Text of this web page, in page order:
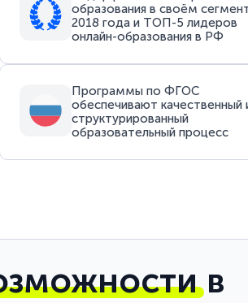
образования в своём
2018 года и ТОП-5 лидеров
онлайн-образования в РФ
Программы по ФГОС
обеспечивают качественный
структурированный
образовательный процесс
в